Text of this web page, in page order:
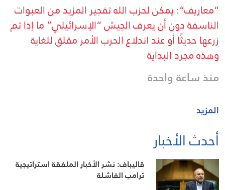
“معاريف”: يمكن لحزب الله تفجير المزيد من العبوات
الناسفة دون أن يعرف الجيش “الإسرائيلي” ما إذا تم
زرعها حديثًا أو عند اندلاع الحرب الأمر مقلق للغاية
وهذه مجرد البداية
منذ ساعة واحدة
المزيد
أحدث الأخبار
قاليباف: نشر الأخبار الملفقة استراتيجية
ترامب الفاشلة